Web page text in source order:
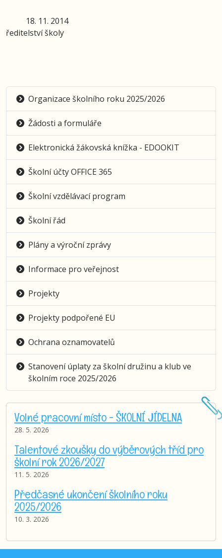
18. 11. 2014
ředitelství školy
Organizace školního roku 2025/2026
Žádosti a formuláře
Elektronická žákovská knížka - EDOOKIT
Školní účty OFFICE 365
Školní vzdělávací program
Školní řád
Plány a výroční zprávy
Informace pro veřejnost
Projekty
Projekty podpořené EU
Ochrana oznamovatelů
Stanovení úplaty za školní družinu a klub ve
školním roce 2025/2026
Volné pracovní místo - ŠKOLNÍ JÍDELNA
28. 5. 2026
Talentové zkoušky do výběrových tříd pro
školní rok 2026/2027
11. 5. 2026
Předčasné ukončení školního roku
2025/2026
10. 3. 2026